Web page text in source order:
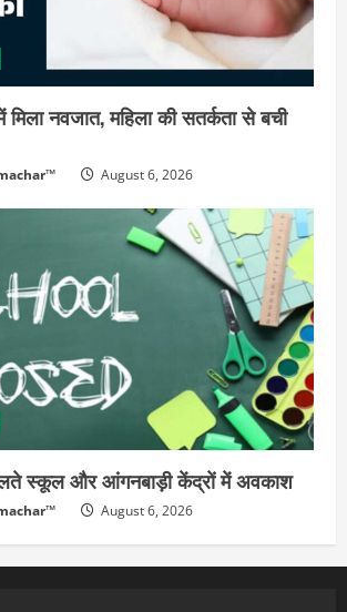
मिला नवजात, महिला की सतर्कता से बची
August 6, 2026
स्कूल और आंगनबाड़ी केंद्रों में अवकाश
August 6, 2026